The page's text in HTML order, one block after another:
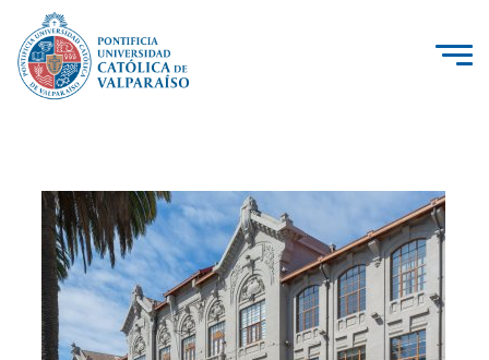
PUCV Internacional
Vinculación con el Medio
Admisión